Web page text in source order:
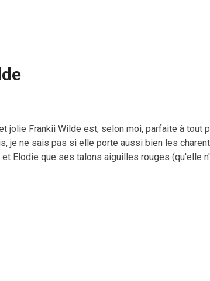
peut et il communique comme il peut, il
jolie Frankii Wilde est, selon moi, parfaite à tout
je ne sais pas si elle porte aussi bien les
et Elodie que ses talons aiguilles rouges (qu'elle